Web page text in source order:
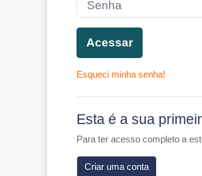
Acessar
Esqueci minha senha!
Esta é a sua
Para ter acesso completo a
Criar uma conta